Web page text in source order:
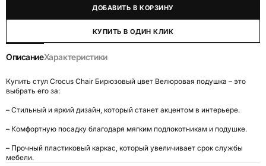
ДОБАВИТЬ В КОРЗИНУ
КУПИТЬ В ОДИН КЛИК
ОписаниеХарактеристики
Купить стул Crocus Chair Бирюзовый цвет Велюровая подушка – это
выбрать его за:
– Стильный и яркий дизайн, который станет акцентом в интерьере.
– Комфортную посадку благодаря мягким подлокотникам и подушке.
– Прочный пластиковый каркас, который увеличивает срок службы
мебели.